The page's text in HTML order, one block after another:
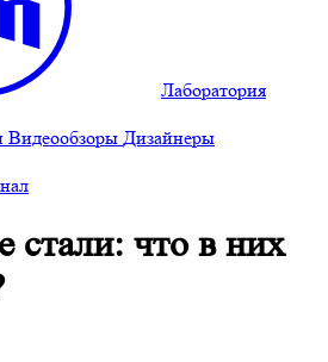
Лаборатория
Видеообзоры Дизайнеры
что в них